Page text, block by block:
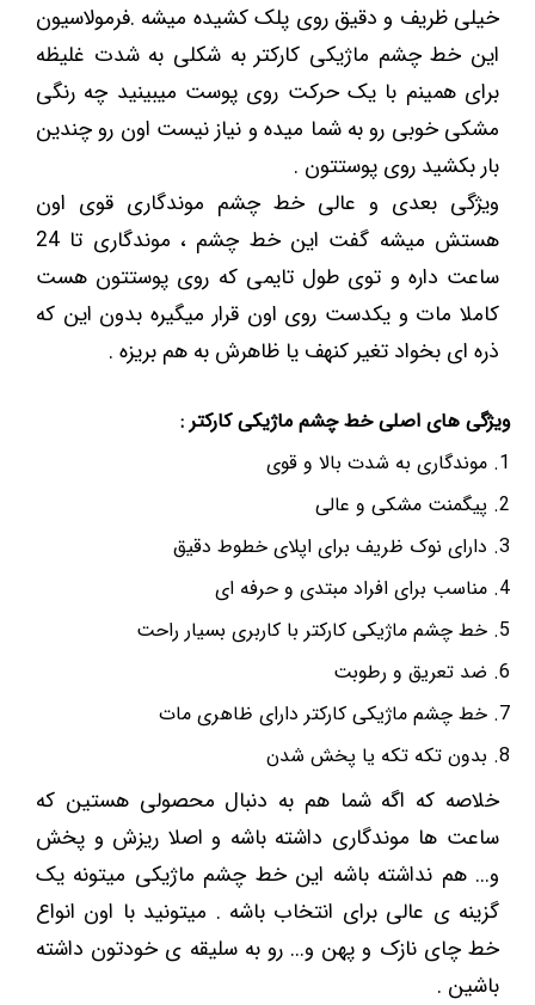
خیلی ظریف و دقیق روی پلک کشیده میشه .فرمولاسیون
این خط چشم ماژیکی کارکتر به شکلی به شدت غلیظه
برای همینم با یک حرکت روی پوست میبینید چه رنگی
مشکی خوبی رو به شما میده و نیاز نیست اون رو چندین
بار بکشید روی پوستتون .
ویژگی بعدی و عالی خط چشم موندگاری قوی اون
هستش میشه گفت این خط چشم ، موندگاری تا 24
ساعت داره و توی طول تایمی که روی پوستتون هست
کاملا مات و یکدست روی اون قرار میگیره بدون این که
ذره ای بخواد تغیر کنهف یا ظاهرش به هم بریزه .
ویژگی های اصلی خط چشم ماژیکی کارکتر :
موندگاری به شدت بالا و قوی
پیگمنت مشکی و عالی
دارای نوک ظریف برای اپلای خطوط دقیق
مناسب برای افراد مبتدی و حرفه ای
خط چشم ماژیکی کارکتر با کاربری بسیار راحت
ضد تعریق و رطوبت
خط چشم ماژیکی کارکتر دارای ظاهری مات
بدون تکه تکه یا پخش شدن
خلاصه که اگه شما هم به دنبال محصولی هستین که
ساعت ها موندگاری داشته باشه و اصلا ریزش و پخش
و... هم نداشته باشه این خط چشم ماژیکی میتونه یک
گزینه ی عالی برای انتخاب باشه . میتونید با اون انواع
خط چای نازک و پهن و... رو به سلیقه ی خودتون داشته
باشین .